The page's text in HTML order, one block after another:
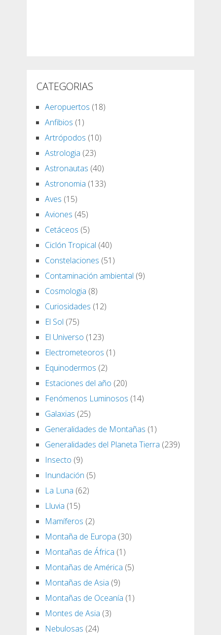
CATEGORIAS
Aeropuertos (18)
Anfibios (1)
Artrópodos (10)
Astrologia (23)
Astronautas (40)
Astronomia (133)
Aves (15)
Aviones (45)
Cetáceos (5)
Ciclón Tropical (40)
Constelaciones (51)
Contaminación ambiental (9)
Cosmologia (8)
Curiosidades (12)
El Sol (75)
El Universo (123)
Electrometeoros (1)
Equinodermos (2)
Estaciones del año (20)
Fenómenos Luminosos (14)
Galaxias (25)
Generalidades de Montañas (1)
Generalidades del Planeta Tierra (239)
Insecto (9)
Inundación (5)
La Luna (62)
Lluvia (15)
Mamíferos (2)
Montaña de Europa (30)
Montañas de África (1)
Montañas de América (5)
Montañas de Asia (9)
Montañas de Oceanía (1)
Montes de Asia (3)
Nebulosas (24)